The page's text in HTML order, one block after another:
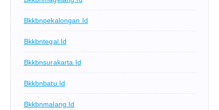
Bkkbnpekalongan.id
Bkkbntegal.id
Bkkbnsurakarta.id
Bkkbnbatu.id
Bkkbnmalang.id